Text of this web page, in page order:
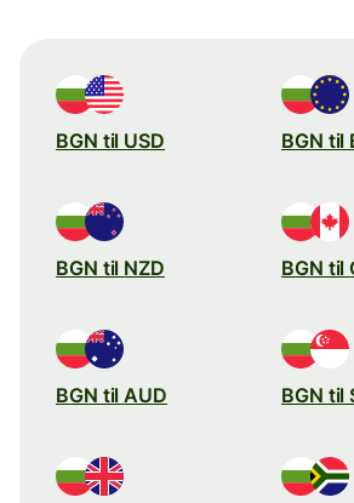
BGN til USD BGN til
BGN til NZD BGN til
BGN til AUD BGN til